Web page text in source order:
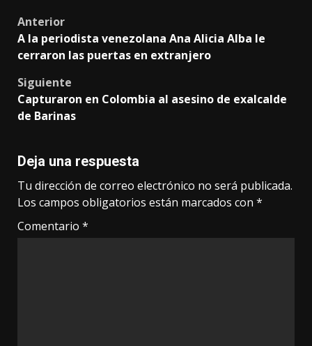
Post
navigation
Anterior
A la periodista venezolana Ana Alicia Alba le
cerraron las puertas en extranjero
Siguiente
Capturaron en Colombia al asesino de exalcalde
de Barinas
Deja una respuesta
Tu dirección de correo electrónico no será publicada.
Los campos obligatorios están marcados con *
Comentario *